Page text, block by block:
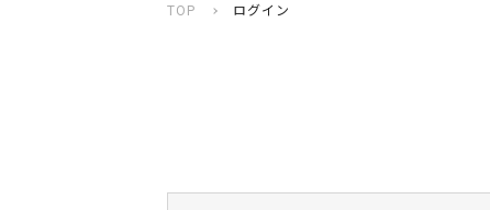
TOP ログイン